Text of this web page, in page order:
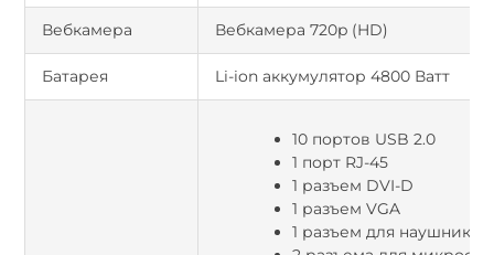
Вебкамера Вебкамера 720p (HD)
Батарея Li-ion аккумулятор 4800 Ватт
10 портов USB 2.0
1 порт RJ-45
1 разъем DVI-D
1 разъем VGA
1 разъем для наушников